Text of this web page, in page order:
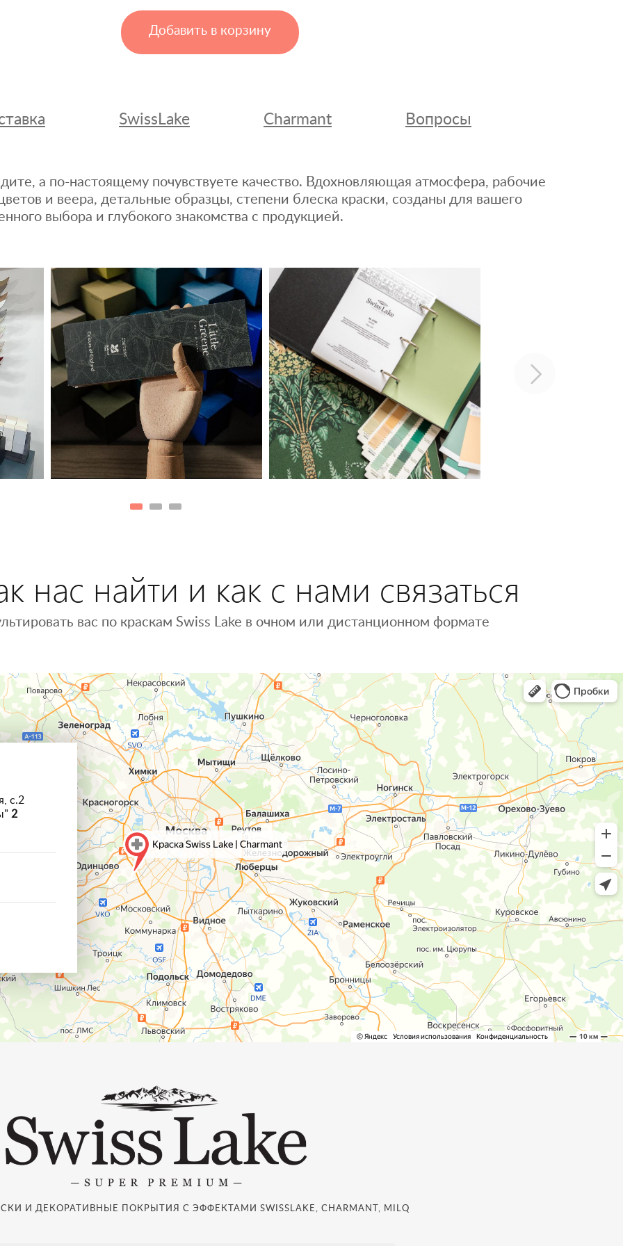
Добавить в корзину
SwissLake Charmant Вопросы
а по-настоящему почувствуете качество. Вдохновляющая атмосфера, рабочие
и веера, детальные образцы, степени блеска краски, созданы для вашего
выбора и глубокого знакомства с продукцией.
нас найти и как с нами связаться
вас по краскам Swiss Lake в очном или дистанционном формате
с.2
2
И ДЕКОРАТИВНЫЕ ПОКРЫТИЯ С ЭФФЕКТАМИ SWISSLAKE, CHARMANT, MILQ